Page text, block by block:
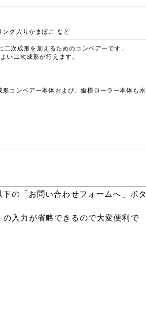
ング入りかまぼこ など
次成形を加えるためのコンベアーです。
い二次成形が行えます。
コンベアー本体および、縦横ローラー本体も水
の「お問い合わせフォームへ」ボタ
入力が省略できるので大変便利で